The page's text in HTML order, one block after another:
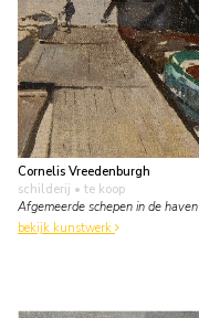
Cornelis Vreedenburgh
schilderij • te koop
Afgemeerde schepen in de haven
bekijk kunstwerk